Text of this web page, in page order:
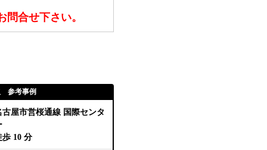
合せ下さい。
参考事例
古屋市営桜通線 国際センタ
歩 10 分